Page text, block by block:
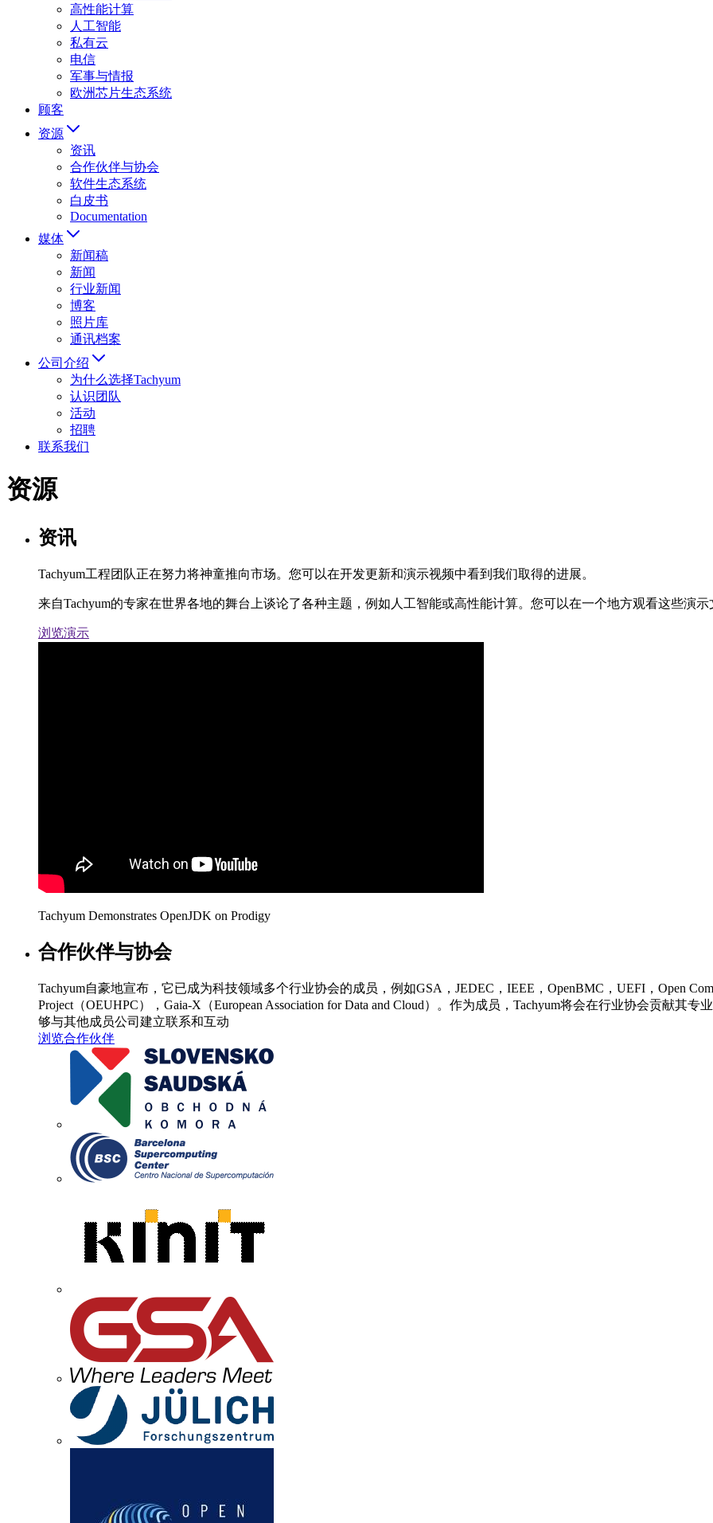
高性能计算
人工智能
私有云
电信
军事与情报
欧洲芯片生态系统
顾客
资源
资讯
合作伙伴与协会
软件生态系统
白皮书
Documentation
媒体
新闻稿
新闻
行业新闻
博客
照片库
通讯档案
公司介绍
为什么选择Tachyum
认识团队
活动
招聘
联系我们
资源
资讯
Tachyum工程团队正在努力将神童推向市场。您可以在开发更新和演示视频中看到我们取得的进展。
来自Tachyum的专家在世界各地的舞台上谈论了各种主题，例如人工智能或高性能计算。您可以在一个地方观看这些演示
浏览演示
Tachyum Demonstrates OpenJDK on Prodigy
合作伙伴与协会
Tachyum自豪地宣布，它已成为科技领域多个行业协会的成员，例如GSA，JEDEC，IEEE，OpenBMC，UEFI，Open
Project（OEUHPC），Gaia-X（European Association for Data and Cloud）。作为成员，Tachyum将会在行业协会贡献其
够与其他成员公司建立联系和互动
浏览合作伙伴